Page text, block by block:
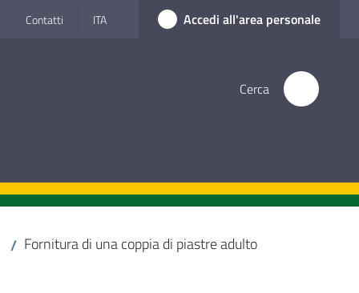
Contatti ITA Accedi all'area personale
Cerca
/ Fornitura di una coppia di piastre adulto